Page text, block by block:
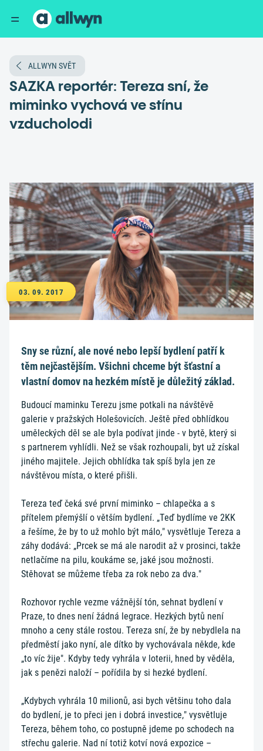
ALLWYN SVĚT
SAZKA reportér: Tereza sní, že
miminko vychová ve stínu
vzducholodi
03. 09. 2017
Sny se různí, ale nové nebo lepší bydlení patří k
těm nejčastějším. Všichni chceme být šťastní a
vlastní domov na hezkém místě je důležitý základ.
Budoucí maminku Terezu jsme potkali na návštěvě
galerie v pražských Holešovicích. Ještě před obhlídkou
uměleckých děl se ale byla podívat jinde - v bytě, který si
s partnerem vyhlídli. Než se však rozhoupali, byt už získal
jiného majitele. Jejich obhlídka tak spíš byla jen ze
návštěvou místa, o které přišli.
Tereza teď čeká své první miminko – chlapečka a s
přítelem přemýšlí o větším bydlení. „Teď bydlíme ve 2KK
a řešíme, že by to už mohlo být málo," vysvětluje Tereza a
záhy dodává: „Prcek se má ale narodit až v prosinci, takže
netlačíme na pilu, koukáme se, jaké jsou možnosti.
Stěhovat se můžeme třeba za rok nebo za dva."
Rozhovor rychle vezme vážnější tón, sehnat bydlení v
Praze, to dnes není žádná legrace. Hezkých bytů není
mnoho a ceny stále rostou. Tereza sní, že by nebydlela na
předměstí jako nyní, ale dítko by vychovávala někde, kde
„to víc žije". Kdyby tedy vyhrála v loterii, hned by věděla,
jak s penězi naloží – pořídila by si hezké bydlení.
„Kdybych vyhrála 10 milionů, asi bych většinu toho dala
do bydlení, je to přeci jen i dobrá investice," vysvětluje
Tereza, během toho, co postupně jdeme po schodech na
střechu galerie. Nad ní totiž kotví nová expozice –